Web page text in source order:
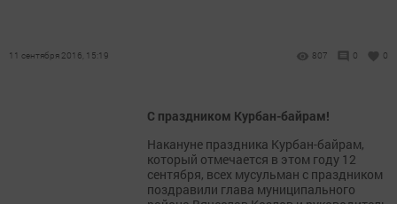
11 сентября 2016, 15:19 807 0 0
С праздником Курбан-байрам!
Накануне праздника Курбан-байрам,
который отмечается в этом году 12
сентября, всех мусульман с праздником
поздравили глава муниципального